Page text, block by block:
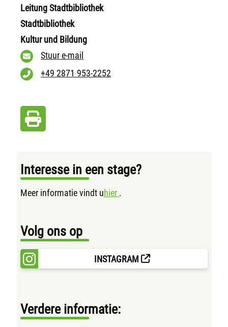
Leitung Stadtbibliothek
Stadtbibliothek
Kultur und Bildung
Stuur e-mail
+49 2871 953-2252
Interesse in een stage?
Meer informatie vindt uhier .
Volg ons op
INSTAGRAM
Verdere informatie: